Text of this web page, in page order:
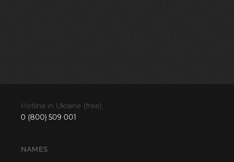
NAMES
Hotline in Ukraine (free):
0 (800) 509 001